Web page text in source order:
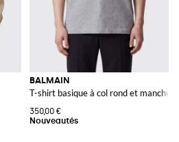
BALMAIN
T-shirt basique à col rond et manches
350,00 €